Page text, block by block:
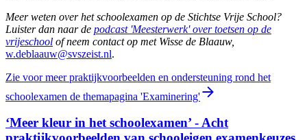
Meer weten over het schoolexamen op de Stichtse Vrije School?
Luister dan naar de podcast 'Meesterwerk' over toetsen op de
vrijeschool of neem contact op met Wisse de Blaauw,
w.deblaauw@svszeist.nl.
Zie voor meer praktijkvoorbeelden en ondersteuning rond het
schoolexamen de themapagina 'Examinering'
‘Meer kleur in het schoolexamen’ - Acht